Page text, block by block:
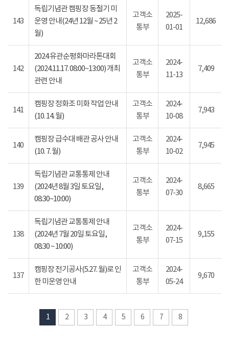
143
독립기념관 캠핑장 동절기 미
운영 안내(24년 12월 ~ 25년 2
월)
고객소
통부
2025-
01-01
12,686
142
2024 유관순평화마라톤대회
(2024.11.17. 08:00~13:00) 개최
관련 안내
고객소
통부
2024-
11-13
7,409
141
캠핑장 정화조 미화 작업 안내
(10. 14. 월)
고객소
통부
2024-
10-08
7,943
140
캠핑장 급수대 배관 공사 안내
(10. 7. 월)
고객소
통부
2024-
10-02
7,945
139
독립기념관 교통통제 안내
(2024년 8월 3일 토요일,
08:30~10:00)
고객소
통부
2024-
07-30
8,665
138
독립기념관 교통통제 안내
(2024년 7월 20일 토요일,
08:30 ~ 10:00)
고객소
통부
2024-
07-15
9,155
137
캠핑장 전기공사(5.27. 월)로 인
한 미운영 안내
고객소
통부
2024-
05-24
9,670
1 2 3 4 5 6 7 8